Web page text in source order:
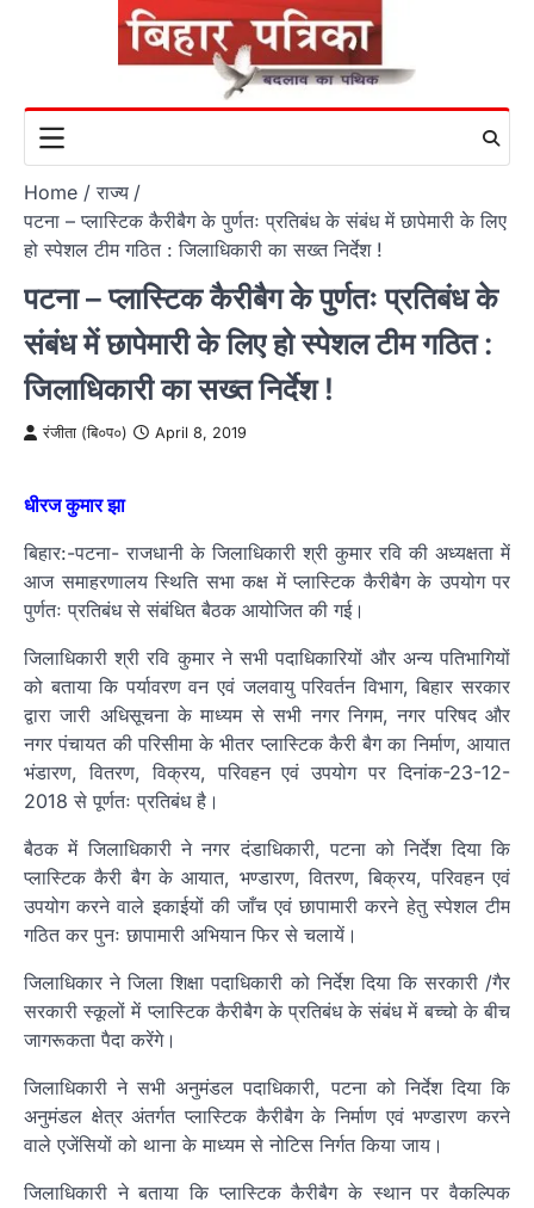
Home
राज्य
पटना – प्लास्टिक कैरीबैग के पुर्णतः प्रतिबंध के संबंध में छापेमारी के लिए
हो स्पेशल टीम गठित : जिलाधिकारी का सख्त निर्देश !
पटना – प्लास्टिक कैरीबैग के पुर्णतः प्रतिबंध के
संबंध में छापेमारी के लिए हो स्पेशल टीम गठित :
जिलाधिकारी का सख्त निर्देश !
रंजीता (बि०प०) April 8, 2019
धीरज कुमार झा
बिहार:-पटना- राजधानी के जिलाधिकारी श्री कुमार रवि की अध्यक्षता में
आज समाहरणालय स्थिति सभा कक्ष में प्लास्टिक कैरीबैग के उपयोग पर
पुर्णतः प्रतिबंध से संबंधित बैठक आयोजित की गई।
जिलाधिकारी श्री रवि कुमार ने सभी पदाधिकारियों और अन्य पतिभागियों
को बताया कि पर्यावरण वन एवं जलवायु परिवर्तन विभाग, बिहार सरकार
द्वारा जारी अधिसूचना के माध्यम से सभी नगर निगम, नगर परिषद और
नगर पंचायत की परिसीमा के भीतर प्लास्टिक कैरी बैग का निर्माण, आयात
भंडारण, वितरण, विक्रय, परिवहन एवं उपयोग पर दिनांक-23-12-
2018 से पूर्णतः प्रतिबंध है।
बैठक में जिलाधिकारी ने नगर दंडाधिकारी, पटना को निर्देश दिया कि
प्लास्टिक कैरी बैग के आयात, भण्डारण, वितरण, बिक्रय, परिवहन एवं
उपयोग करने वाले इकाईयों की जाँच एवं छापामारी करने हेतु स्पेशल टीम
गठित कर पुनः छापामारी अभियान फिर से चलायें।
जिलाधिकार ने जिला शिक्षा पदाधिकारी को निर्देश दिया कि सरकारी /गैर
सरकारी स्कूलों में प्लास्टिक कैरीबैग के प्रतिबंध के संबंध में बच्चो के बीच
जागरूकता पैदा करेंगे।
जिलाधिकारी ने सभी अनुमंडल पदाधिकारी, पटना को निर्देश दिया कि
अनुमंडल क्षेत्र अंतर्गत प्लास्टिक कैरीबैग के निर्माण एवं भण्डारण करने
वाले एजेंसियों को थाना के माध्यम से नोटिस निर्गत किया जाय।
जिलाधिकारी ने बताया कि प्लास्टिक कैरीबैग के स्थान पर वैकल्पिक